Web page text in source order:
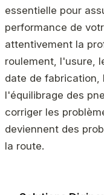
essentielle pour
performance de
attentivement la
roulement, l'usure,
date de
l'équilibrage des
corriger les
deviennent des
la route.